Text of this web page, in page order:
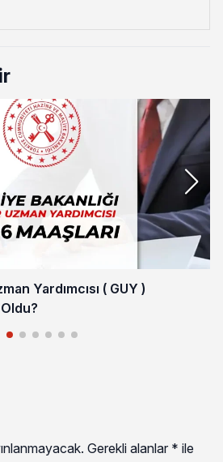
Yardımcısı ( GUY )
Gerekli alanlar * ile